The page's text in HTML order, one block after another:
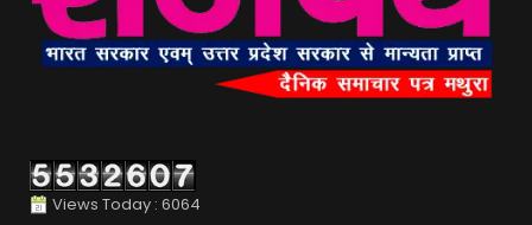
Views Today : 6064